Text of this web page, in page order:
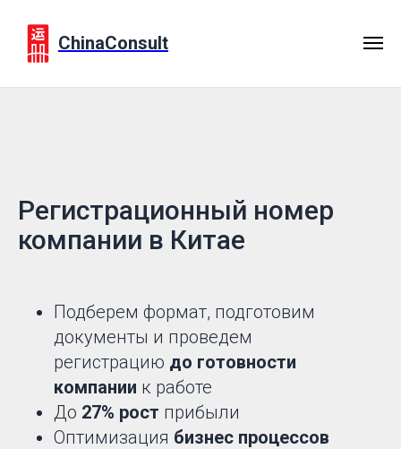
ChinaConsult
Регистрационный номер
компании в Китае
Подберем формат, подготовим
документы и проведем
регистрацию до готовности
компании к работе
До 27% рост прибыли
Оптимизация бизнес процессов